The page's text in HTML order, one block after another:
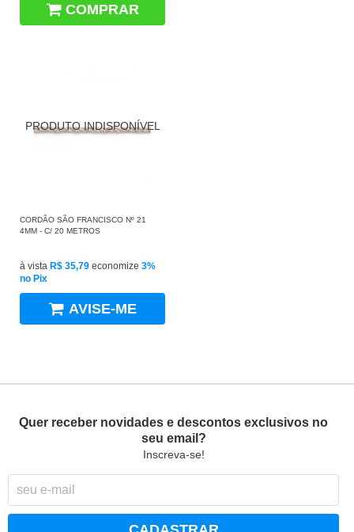
COMPRAR
CORDÃO SÃO FRANCISCO Nº 21
4MM - C/ 20 METROS
à vista R$ 35,79 economize 3%
no Pix
AVISE-ME
Quer receber novidades e descontos exclusivos no
seu email?
Inscreva-se!